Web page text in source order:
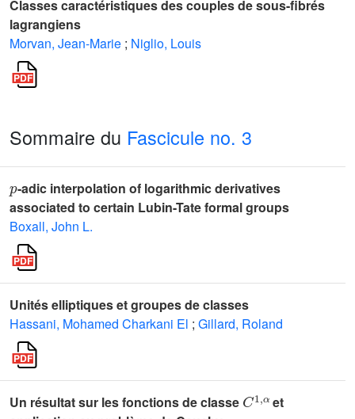
Classes caractéristiques des couples de sous-fibrés
lagrangiens
Morvan, Jean-Marie ; Niglio, Louis
Sommaire du Fascicule no. 3
-adic interpolation of logarithmic derivatives
associated to certain Lubin-Tate formal groups
Boxall, John L.
Unités elliptiques et groupes de classes
Hassani, Mohamed Charkani El ; Gillard, Roland
Un résultat sur les fonctions de classe
C1
et